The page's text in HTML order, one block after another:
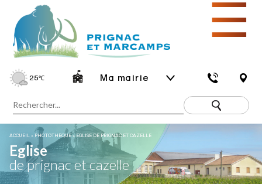
25℃ Ma mairie
☰
ACCUEIL » PHOTOTHÈQUE»EGLISE DE PRIGNAC ET CAZELLE
Eglise
de prignac et cazelle